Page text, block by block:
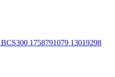
1758791079 13019298